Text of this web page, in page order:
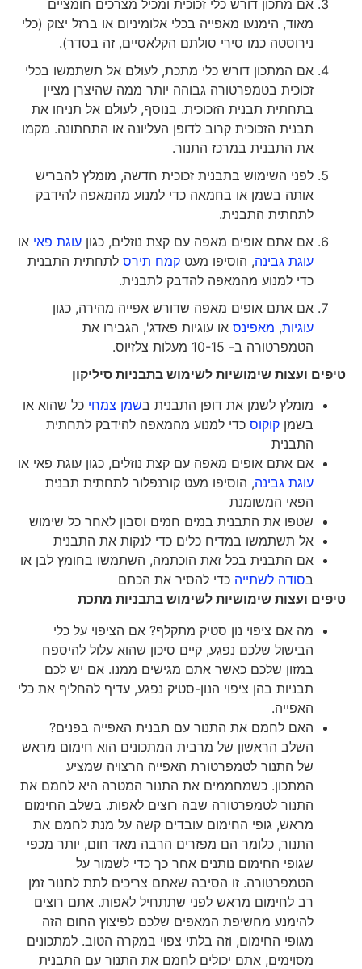
אם מתכון דורש כלי זכוכית ומכיל מצרכים חומציים
מאוד, הימנעו מאפייה בכלי אלומיניום או ברזל יצוק (כלי
נירוסטה כמו סירי סולתם הקלאסיים, זה בסדר).
אם המתכון דורש כלי מתכת, לעולם אל תשתמשו בכלי
זכוכית בטמפרטורה גבוהה יותר ממה שהיצרן מציין
בתחתית תבנית הזכוכית. בנוסף, לעולם אל תניחו את
תבנית הזכוכית קרוב לדופן העליונה או התחתונה. מקמו
את התבנית במרכז התנור.
לפני השימוש בתבנית זכוכית חדשה, מומלץ להבריש
אותה בשמן או בחמאה כדי למנוע מהמאפה להידבק
לתחתית התבנית.
אם אתם אופים מאפה עם קצת נוזלים, כגוןעוגת פאיאו
עוגת גבינה, הוסיפו מעטקמח תירסלתחתית התבנית
כדי למנוע מהמאפה להדבק לתבנית.
אם אתם אופים מאפה שדורש אפייה מהירה, כגון
עוגיות,מאפינסאו עוגיות פאדג', הגבירו את
הטמפרטורה ב- 10-15 מעלות צלזיוס.
טיפים ועצות שימושיות לשימוש בתבניות סיליקון
מומלץ לשמן את דופן התבנית בשמן צמחיכל שהוא או
בשמןקוקוסכדי למנוע מהמאפה להידבק לתחתית
התבנית
אם אתם אופים מאפה עם קצת נוזלים, כגון עוגת פאי או
עוגת גבינה, הוסיפו מעט קורנפלור לתחתית תבנית
הפאי המשומנת
שטפו את התבנית במים חמים וסבון לאחר כל שימוש
אל תשתמשו במדיח כלים כדי לנקות את התבנית
אם התבנית בכל זאת הוכתמה, השתמשו בחומץ לבן או
סודה לשתייהכדי להסיר את הכתם
טיפים ועצות שימושיות לשימוש בתבניות מתכת
מה אם ציפוי נון סטיק מתקלף? אם הציפוי על כלי
הבישול שלכם נפגע, קיים סיכון שהוא עלול להיספח
במזון שלכם כאשר אתם מגישים ממנו. אם יש לכם
תבניות בהן ציפוי הנון-סטיק נפגע, עדיף להחליף את כלי
האפייה.
האם לחמם את התנור עם תבנית האפייה בפנים?
השלב הראשון של מרבית המתכונים הוא חימום מראש
של התנור לטמפרטורת האפייה הרצויה שמציע
המתכון. כשמחממים את התנור המטרה היא לחמם את
התנור לטמפרטורה שבה רוצים לאפות. בשלב החימום
מראש, גופי החימום עובדים קשה על מנת לחמם את
התנור, כלומר הם מפזרים הרבה מאד חום, יותר מכפי
שגופי החימום נותנים אחר כך כדי לשמור על
הטמפרטורה. זו הסיבה שאתם צריכים לתת לתנור זמן
רב לחימום מראש לפני שתתחיל לאפות. אתם רוצים
להימנע מחשיפת המאפים שלכם לפיצוץ החום הזה
מגופי החימום, וזה בלתי צפוי במקרה הטוב. למתכונים
מסוימים, אתם יכולים לחמם את התנור עם התבנית